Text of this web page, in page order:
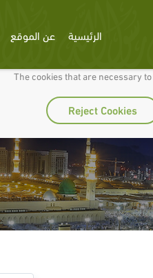
use cookies to make our site work
The cookies that are necessary
Reject Cookies
الرئيسية عن الموقع